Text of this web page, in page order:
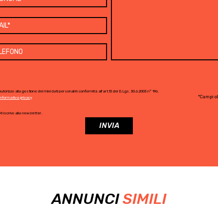
alla gestione dei miei dati personali in conformità all'art.13 del D.Lgs. 30.6.2003 n° 196.
privacy
iscrivo alla newsletter.
*Campi
ANNUNCISIMILI